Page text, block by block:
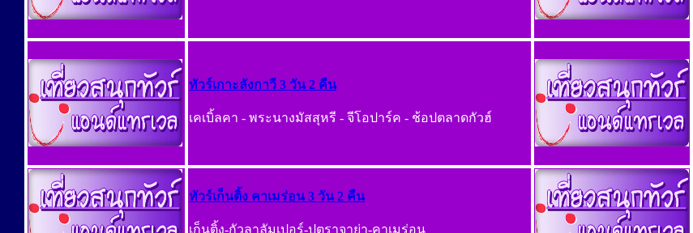
ทัวร์เกาะลังกาวี 3 วัน 2 คืน
เคเบิ้ลคา - พระนางมัสสุหรี - จีโอปาร์ค - ช้อปตลาดกัวฮ์
ทัวร์เก็นติ้ง คาเมร่อน 3 วัน 2 คืน
เก็นติ้ง-กัวลาลัมเปอร์-ปุตราจาย่า-คาเมร่อน